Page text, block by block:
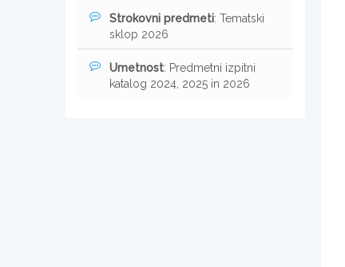
Strokovni predmeti: Tematski
sklop 2026
Umetnost: Predmetni izpitni
katalog 2024, 2025 in 2026